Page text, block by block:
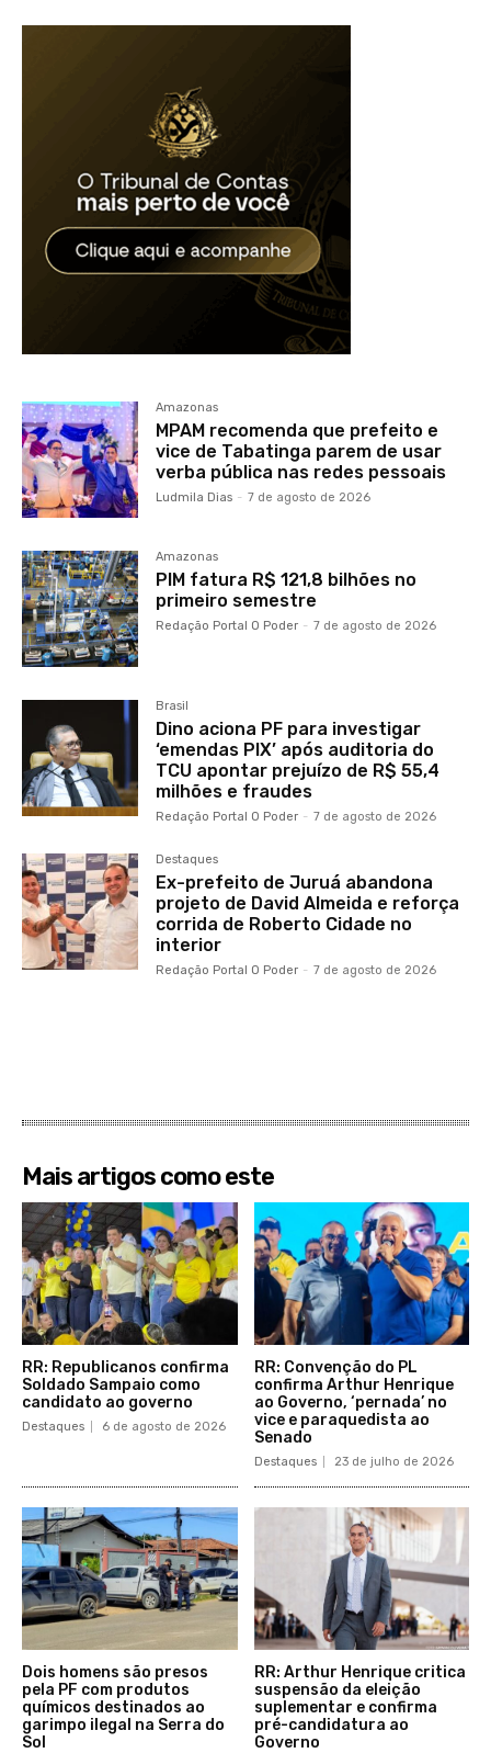
Amazonas
MPAM recomenda que prefeito e
vice de Tabatinga parem de usar
verba pública nas redes pessoais
Ludmila Dias - 7 de agosto de 2026
Amazonas
PIM fatura R$ 121,8 bilhões no
primeiro semestre
Redação Portal O Poder - 7 de agosto de 2026
Brasil
Dino aciona PF para investigar
‘emendas PIX’ após auditoria do
TCU apontar prejuízo de R$ 55,4
milhões e fraudes
Redação Portal O Poder - 7 de agosto de 2026
Destaques
Ex-prefeito de Juruá abandona
projeto de David Almeida e reforça
corrida de Roberto Cidade no
interior
Redação Portal O Poder - 7 de agosto de 2026
Mais artigos como este
RR: Republicanos confirma
Soldado Sampaio como
candidato ao governo
Destaques 6 de agosto de 2026
RR: Convenção do PL
confirma Arthur Henrique
ao Governo, ‘pernada’ no
vice e paraquedista ao
Senado
Destaques 23 de julho de 2026
Dois homens são presos
pela PF com produtos
químicos destinados ao
garimpo ilegal na Serra do
Sol
RR: Arthur Henrique critica
suspensão da eleição
suplementar e confirma
pré-candidatura ao
Governo